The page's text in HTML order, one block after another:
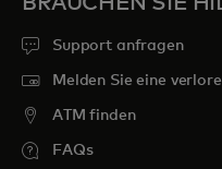
Support anfragen
Melden Sie eine
ATM finden
FAQs